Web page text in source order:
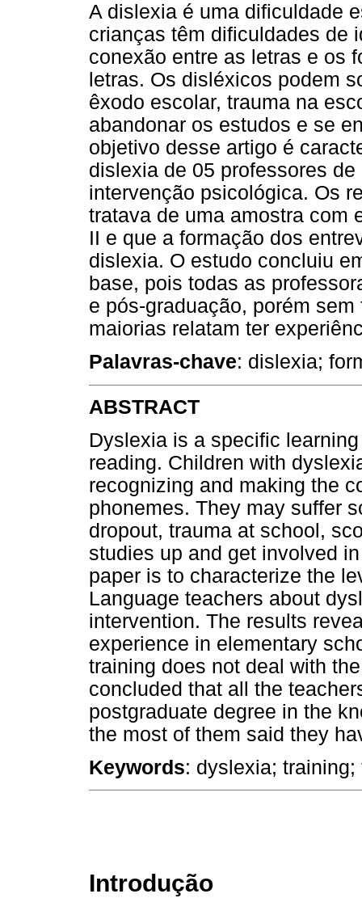
A dislexia é uma dificuldade
crianças têm dificuldades de
conexão entre as letras e os
letras. Os disléxicos podem
êxodo escolar, trauma na
abandonar os estudos e se
objetivo desse artigo é
dislexia de 05 professores
intervenção psicológica. Os
tratava de uma amostra com
II e que a formação dos
dislexia. O estudo concluiu
base, pois todas as
e pós-graduação, porém
maiorias relatam ter
Palavras-chave: dislexia;
ABSTRACT
Dyslexia is a specific
reading. Children with
recognizing and making the
phonemes. They may suffer
dropout, trauma at school,
studies up and get involved
paper is to characterize the
Language teachers about
intervention. The results
experience in elementary
training does not deal with
concluded that all the
postgraduate degree in the
the most of them said they
Keywords: dyslexia; training;
Introdução